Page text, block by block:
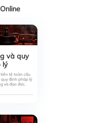
và quy
lý
tệ toàn cầu
định pháp lý
và đạo đức.